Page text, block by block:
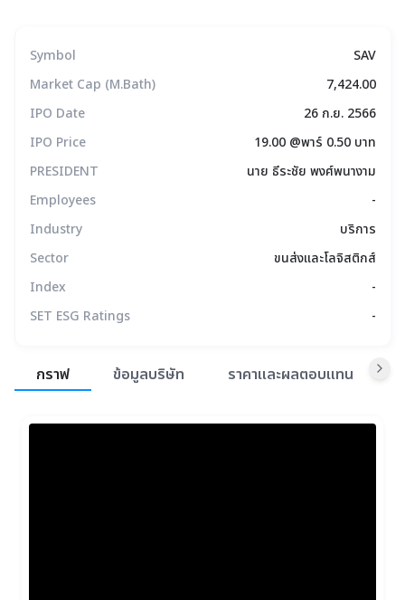
Symbol
SAV
Market Cap (M.Bath)
7,424.00
IPO Date
26 ก.ย. 2566
IPO Price
19.00 @พาร์ 0.50 บาท
PRESIDENT
นาย ธีระชัย พงศ์พนางาม
Employees
-
Industry
บริการ
Sector
ขนส่งและโลจิสติกส์
Index
-
SET ESG Ratings
-
กราฟ
ข้อมูลบริษัท ราคาและผลตอบแทน